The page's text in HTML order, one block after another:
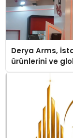
Derya Arms,
ürünlerini ve